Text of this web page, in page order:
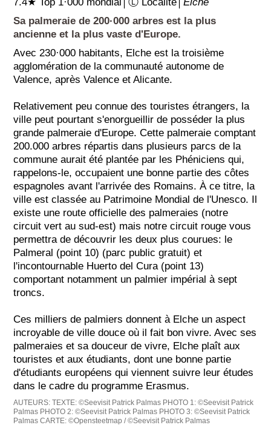
Sa palmeraie de 200·000 arbres est la plus
ancienne et la plus vaste d'Europe.
Avec 230·000 habitants, Elche est la troisième
agglomération de la communauté autonome de
Valence, après Valence et Alicante.
Relativement peu connue des touristes étrangers, la
ville peut pourtant s'enorgueillir de posséder la plus
grande palmeraie d'Europe. Cette palmeraie comptant
200.000 arbres répartis dans plusieurs parcs de la
commune aurait été plantée par les Phéniciens qui,
rappelons-le, occupaient une bonne partie des côtes
espagnoles avant l'arrivée des Romains. À ce titre, la
ville est classée au Patrimoine Mondial de l'Unesco. Il
existe une route officielle des palmeraies (notre
circuit vert au sud-est) mais notre circuit rouge vous
permettra de découvrir les deux plus courues: le
Palmeral (point 10) (parc public gratuit) et
l'incontournable Huerto del Cura (point 13)
comportant notamment un palmier impérial à sept
troncs.
Ces milliers de palmiers donnent à Elche un aspect
incroyable de ville douce où il fait bon vivre. Avec ses
palmeraies et sa douceur de vivre, Elche plaît aux
touristes et aux étudiants, dont une bonne partie
d'étudiants européens qui viennent suivre leur études
dans le cadre du programme Erasmus.
AUTEURS:TEXTE: ©Seevisit Patrick Palmas PHOTO 1: ©Seevisit Patrick
Palmas PHOTO 2: ©Seevisit Patrick Palmas PHOTO 3: ©Seevisit Patrick
Palmas CARTE: ©Opensteetmap / ©Seevisit Patrick Palmas